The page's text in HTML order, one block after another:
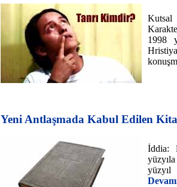
1998
Yeni Antlaşmada Kabul Edilen
İddia: